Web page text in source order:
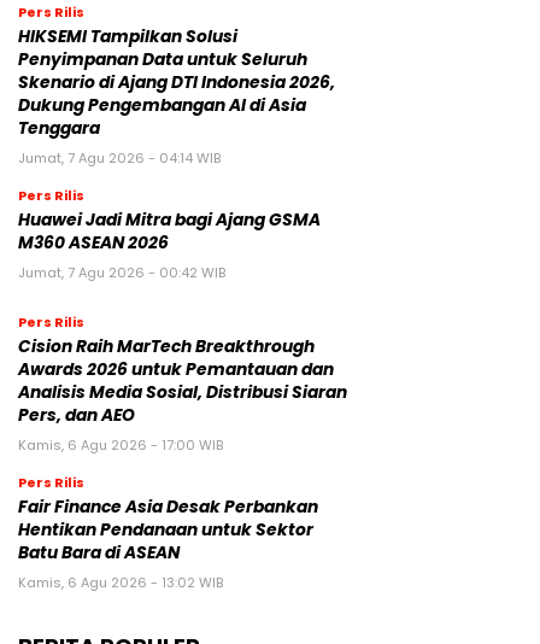
Pers Rilis
HIKSEMI Tampilkan Solusi
Penyimpanan Data untuk Seluruh
Skenario di Ajang DTI Indonesia 2026,
Dukung Pengembangan AI di Asia
Tenggara
Jumat, 7 Agu 2026 - 04:14 WIB
Pers Rilis
Huawei Jadi Mitra bagi Ajang GSMA
M360 ASEAN 2026
Jumat, 7 Agu 2026 - 00:42 WIB
Pers Rilis
Cision Raih MarTech Breakthrough
Awards 2026 untuk Pemantauan dan
Analisis Media Sosial, Distribusi Siaran
Pers, dan AEO
Kamis, 6 Agu 2026 - 17:00 WIB
Pers Rilis
Fair Finance Asia Desak Perbankan
Hentikan Pendanaan untuk Sektor
Batu Bara di ASEAN
Kamis, 6 Agu 2026 - 13:02 WIB